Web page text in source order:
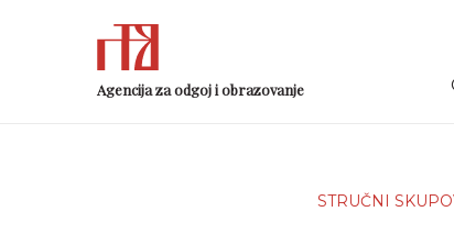
Agencija za odgoj i obrazovanje
STRUČNI